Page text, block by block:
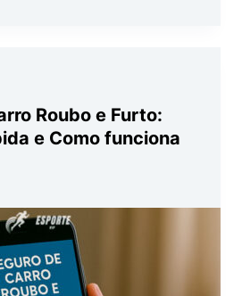
Roubo e Furto:
e Como funciona